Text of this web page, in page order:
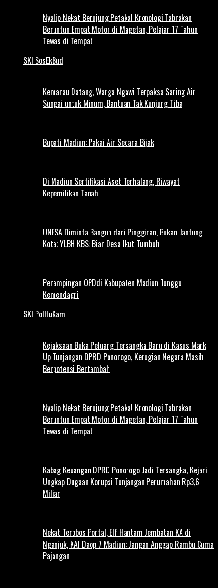
Nyalip Nekat Berujung Petaka! Kronologi Tabrakan
Beruntun Empat Motor di Magetan, Pelajar 17 Tahun
Tewas di Tempat
SKI SosEkBud
Kemarau Datang, Warga Ngawi Terpaksa Saring Air
Sungai untuk Minum, Bantuan Tak Kunjung Tiba
Bupati Madiun: Pakai Air Secara Bijak
Di Madiun Sertifikasi Aset Terhalang, Riwayat
Kepemilikan Tanah
UNESA Diminta Bangun dari Pinggiran, Bukan Jantung
Kota; YLBH KBS: Biar Desa Ikut Tumbuh
Perampingan OPDdi Kabupaten Madiun Tunggu
Kemendagri
SKI PolHuKam
Kejaksaan Buka Peluang Tersangka Baru di Kasus Mark
Up Tunjangan DPRD Ponorogo, Kerugian Negara Masih
Berpotensi Bertambah
Nyalip Nekat Berujung Petaka! Kronologi Tabrakan
Beruntun Empat Motor di Magetan, Pelajar 17 Tahun
Tewas di Tempat
Kabag Keuangan DPRD Ponorogo Jadi Tersangka, Kejari
Ungkap Dugaan Korupsi Tunjangan Perumahan Rp3,6
Miliar
Nekat Terobos Portal, Elf Hantam Jembatan KA di
Nganjuk, KAI Daop 7 Madiun: Jangan Anggap Rambu Cuma
Pajangan